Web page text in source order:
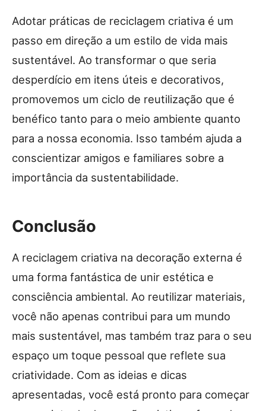
Adotar práticas de reciclagem criativa é um
passo em direção a um estilo de vida mais
sustentável. Ao transformar o que seria
desperdício em itens úteis e decorativos,
promovemos um ciclo de reutilização que é
benéfico tanto para o meio ambiente quanto
para a nossa economia. Isso também ajuda a
conscientizar amigos e familiares sobre a
importância da sustentabilidade.
Conclusão
A reciclagem criativa na decoração externa é
uma forma fantástica de unir estética e
consciência ambiental. Ao reutilizar materiais,
você não apenas contribui para um mundo
mais sustentável, mas também traz para o seu
espaço um toque pessoal que reflete sua
criatividade. Com as ideias e dicas
apresentadas, você está pronto para começar